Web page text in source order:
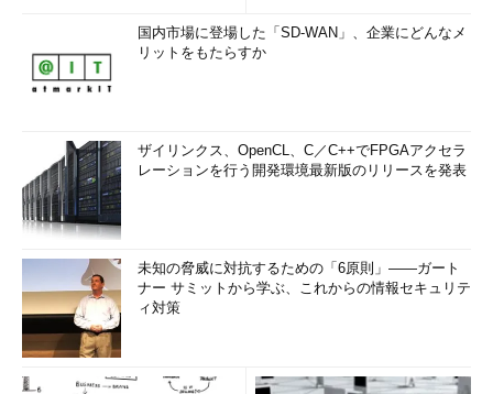
国内市場に登場した「SD-WAN」、企業にどんなメ
リットをもたらすか
ザイリンクス、OpenCL、C／C++でFPGAアクセラ
レーションを行う開発環境最新版のリリースを発表
未知の脅威に対抗するための「6原則」――ガート
ナー サミットから学ぶ、これからの情報セキュリテ
ィ対策